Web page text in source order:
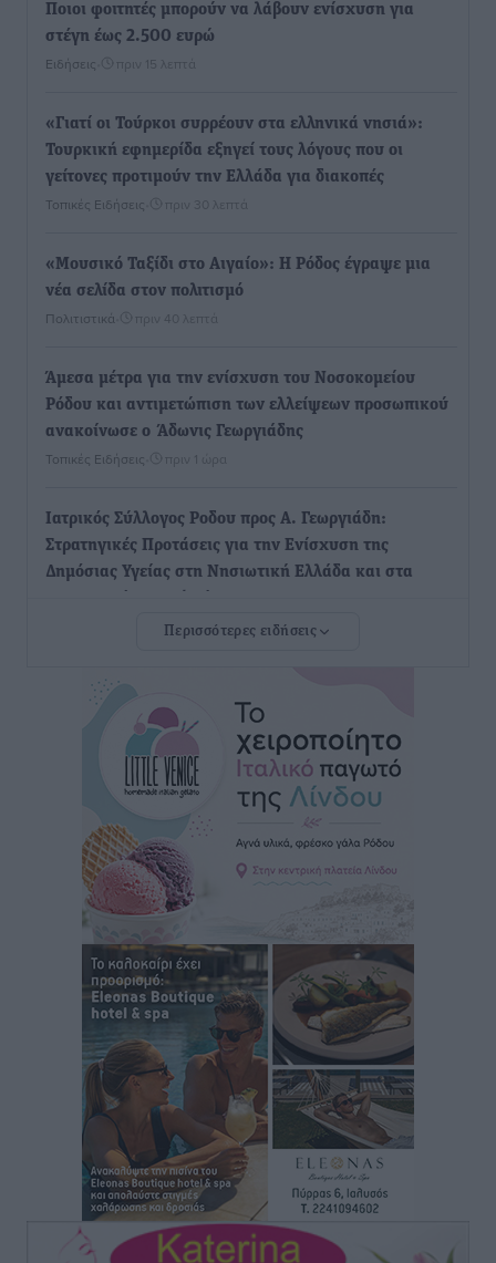
Ποιοι φοιτητές μπορούν να λάβουν ενίσχυση για
στέγη έως 2.500 ευρώ
Ειδήσεις πριν 15 λεπτά
«Γιατί οι Τούρκοι συρρέουν στα ελληνικά νησιά»:
Τουρκική εφημερίδα εξηγεί τους λόγους που οι
γείτονες προτιμούν την Ελλάδα για διακοπές
Τοπικές Ειδήσεις πριν 30 λεπτά
«Μουσικό Ταξίδι στο Αιγαίο»: Η Ρόδος έγραψε μια
νέα σελίδα στον πολιτισμό
Πολιτιστικά πριν 40 λεπτά
Άμεσα μέτρα για την ενίσχυση του Νοσοκομείου
Ρόδου και αντιμετώπιση των ελλείψεων προσωπικού
ανακοίνωσε ο Άδωνις Γεωργιάδης
Τοπικές Ειδήσεις πριν 1 ώρα
Iατρικός Σύλλογος Ροδου προς Α. Γεωργιάδη:
Στρατηγικές Προτάσεις για την Ενίσχυση της
Δημόσιας Υγείας στη Νησιωτική Ελλάδα και στα
πριν 1 ώρα
Πάνθηρες: Ξεκίνησαν αισιόδοξοι για την παρθενική
“πτήση” τους
πριν 1 ώρα
Άρης Αρχαγγέλου: Στο πλευρό του άτυχου Ιάκωβου
Αθλητικά• πριν 1 ώρα
Φοίβος: Η μεγάλη επιστροφή του Μπρένο Σαλβατιέρα
Αθλητικά• πριν 2 ώρες
Κλεάνθης: Έτοιμες οι κάρτες διαρκείας της νέας
Αθλητικά• πριν 2 ώρες
Ατρόμητος Διμυλιάς: Ο Μαργαρίτης και μία
αδιαπραγμάτευτη φιλοσοφία
Αθλητικά• πριν 2 ώρες
Γ.Σ. Διαγόρας: Επέστρεψε στις Ακαδημίες η Ειρήνη
Παπαεμμανουήλ
Περισσότερες ειδήσεις